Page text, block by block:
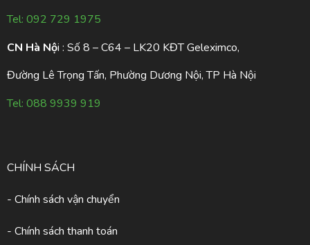
Tel: 092 729 1975
CN Hà Nội : Số 8 – C64 – LK20 KĐT Geleximco,
Đường Lê Trọng Tấn, Phường Dương Nội, TP Hà Nội
Tel: 088 9939 919
CHÍNH SÁCH
- Chính sách vận chuyển
- Chính sách thanh toán